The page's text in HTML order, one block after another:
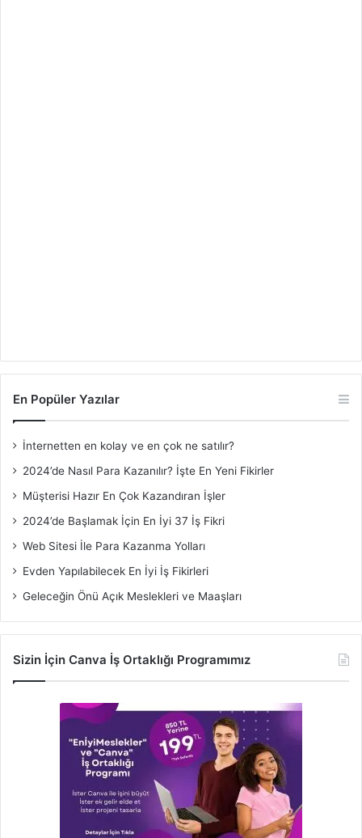
En Popüler Yazılar
İnternetten en kolay ve en çok ne satılır?
2024’de Nasıl Para Kazanılır? İşte En Yeni Fikirler
Müşterisi Hazır En Çok Kazandıran İşler
2024’de Başlamak İçin En İyi 37 İş Fikri
Web Sitesi İle Para Kazanma Yolları
Evden Yapılabilecek En İyi İş Fikirleri
Geleceğin Önü Açık Meslekleri ve Maaşları
Sizin İçin Canva İş Ortaklığı Programımız